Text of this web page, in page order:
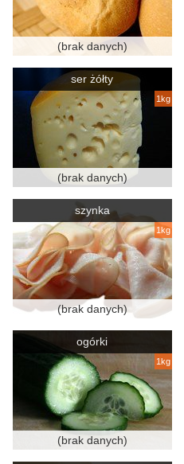
(brak danych)
ser żółty
1kg
(brak danych)
szynka
1kg
(brak danych)
ogórki
1kg
(brak danych)